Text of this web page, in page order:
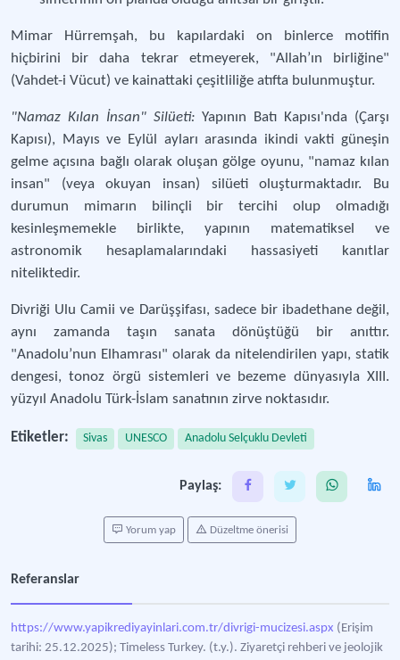
Mimar Hürremşah, bu kapılardaki on binlerce motifin
hiçbirini bir daha tekrar etmeyerek, "Allah’ın birliğine"
(Vahdet-i Vücut) ve kainattaki çeşitliliğe atıfta bulunmuştur.
"Namaz Kılan İnsan" Silüeti:Yapının Batı Kapısı'nda (Çarşı
Kapısı), Mayıs ve Eylül ayları arasında ikindi vakti güneşin
gelme açısına bağlı olarak oluşan gölge oyunu, "namaz kılan
insan" (veya okuyan insan) silüeti oluşturmaktadır. Bu
durumun mimarın bilinçli bir tercihi olup olmadığı
kesinleşmemekle birlikte, yapının matematiksel ve
astronomik hesaplamalarındaki hassasiyeti kanıtlar
niteliktedir.
Divriği Ulu Camii ve Darüşşifası, sadece bir ibadethane değil,
aynı zamanda taşın sanata dönüştüğü bir anıttır.
"Anadolu’nun Elhamrası" olarak da nitelendirilen yapı, statik
dengesi, tonoz örgü sistemleri ve bezeme dünyasıyla XIII.
yüzyıl Anadolu Türk-İslam sanatının zirve noktasıdır.
Etiketler: Sivas UNESCO Anadolu Selçuklu Devleti
Paylaş:
Yorum yap Düzeltme önerisi
Referanslar
https://www.yapikrediyayinlari.com.tr/divrigi-mucizesi.aspx (Erişim
tarihi: 25.12.2025); Timeless Turkey. (t.y.). Ziyaretçi rehberi ve jeolojik